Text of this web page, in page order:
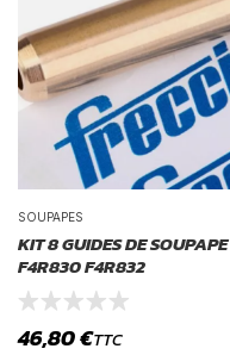
SOUPAPES
KIT 8 GUIDES DE SOUPAPE
F4R830 F4R832
46,80€TTC